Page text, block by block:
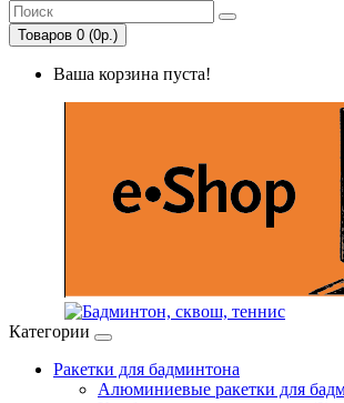
Товаров 0 (0р.)
Ваша корзина пуста!
Категории
Ракетки для бадминтона
Алюминиевые ракетки для